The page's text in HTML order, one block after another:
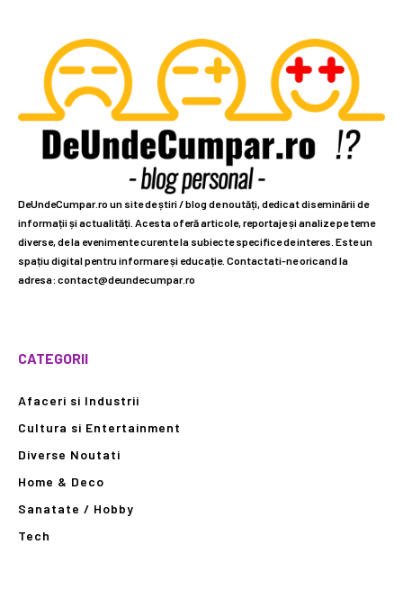
DeUndeCumpar.ro un site de știri / blog de noutăți, dedicat diseminării de
informații și actualități. Acesta oferă articole, reportaje și analize pe teme
diverse, de la evenimente curente la subiecte specifice de interes. Este un
spațiu digital pentru informare și educație. Contactati-ne oricand la
adresa: contact@deundecumpar.ro
CATEGORII
Afaceri si Industrii
Cultura si Entertainment
Diverse Noutati
Home & Deco
Sanatate / Hobby
Tech